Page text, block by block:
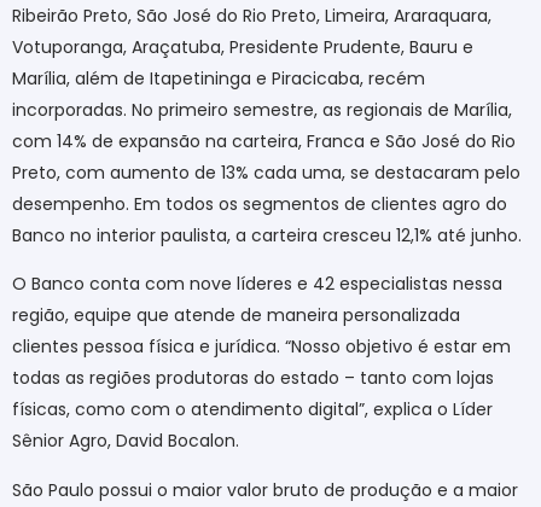
Ribeirão Preto, São José do Rio Preto, Limeira, Araraquara,
Votuporanga, Araçatuba, Presidente Prudente, Bauru e
Marília, além de Itapetininga e Piracicaba, recém
incorporadas. No primeiro semestre, as regionais de Marília,
com 14% de expansão na carteira, Franca e São José do Rio
Preto, com aumento de 13% cada uma, se destacaram pelo
desempenho. Em todos os segmentos de clientes agro do
Banco no interior paulista, a carteira cresceu 12,1% até junho.
O Banco conta com nove líderes e 42 especialistas nessa
região, equipe que atende de maneira personalizada
clientes pessoa física e jurídica. “Nosso objetivo é estar em
todas as regiões produtoras do estado – tanto com lojas
físicas, como com o atendimento digital”, explica o Líder
Sênior Agro, David Bocalon.
São Paulo possui o maior valor bruto de produção e a maior